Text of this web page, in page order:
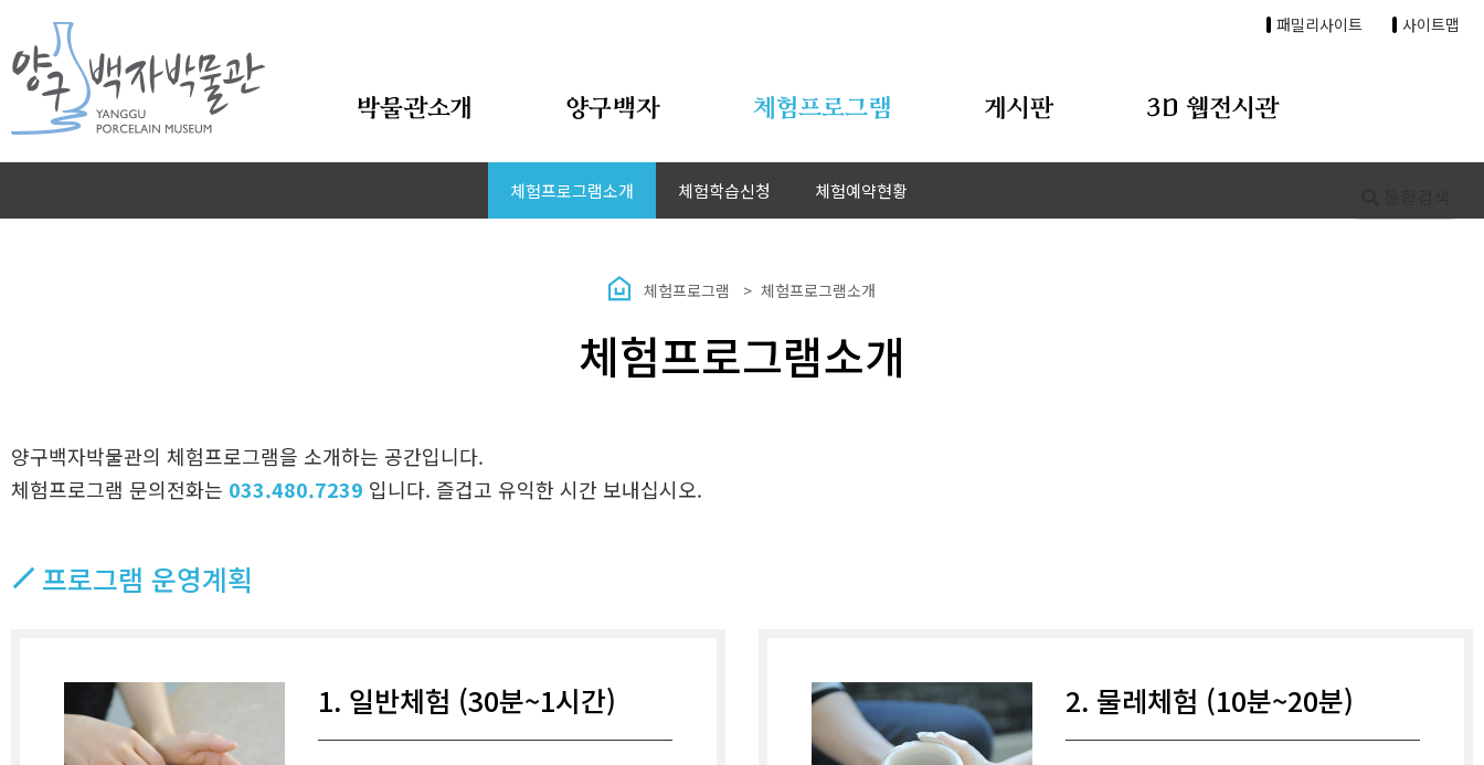
패밀리사이트 사이트맵
박물관소개 양구백자 체험프로그램
체험프로그램소개 체험학습신청 체험예약현황
게시판 3D 웹전시관
체험프로그램 체험프로그램소개
체험프로그램소개
양구백자박물관의 체험프로그램을 소개하는 공간입니다.
체험프로그램 문의전화는 033.480.7239 입니다. 즐겁고 유익한 시간 보내십시오.
프로그램 운영계획
1. 일반체험 (30분~1시간) 2. 물레체험 (10분~20분)